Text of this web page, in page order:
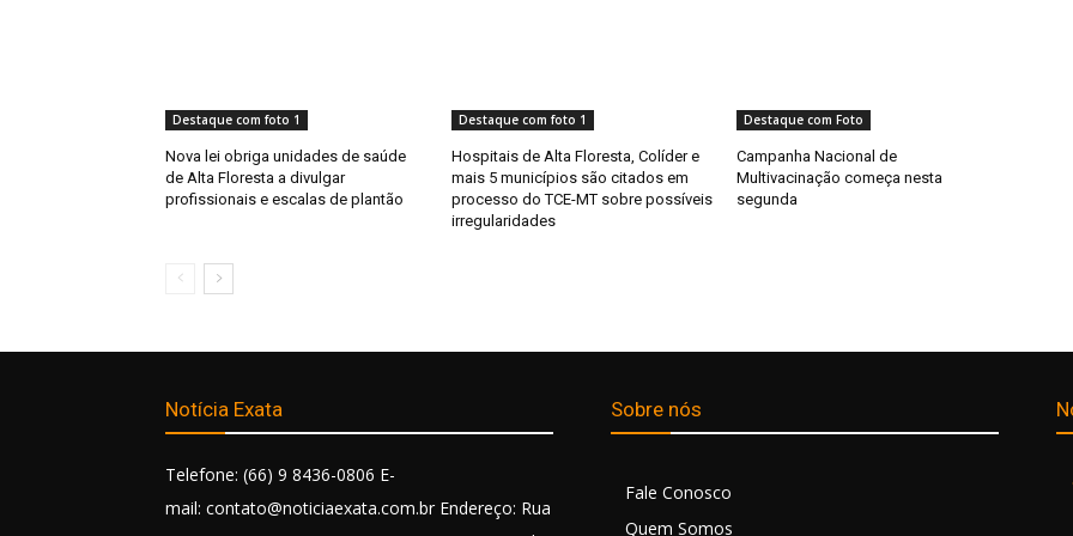
Destaque com foto 1
Nova lei obriga unidades de saúde
de Alta Floresta a divulgar
profissionais e escalas de plantão
Destaque com foto 1
Hospitais de Alta Floresta, Colíder e
mais 5 municípios são citados em
processo do TCE-MT sobre possíveis
irregularidades
Destaque com Foto
Campanha Nacional de
Multivacinação começa nesta
segunda
Notícia Exata
Telefone: (66) 9 8436-0806 E-
mail: contato@noticiaexata.com.br Endereço: Rua
Sobre nós
Fale Conosco
Quem Somos